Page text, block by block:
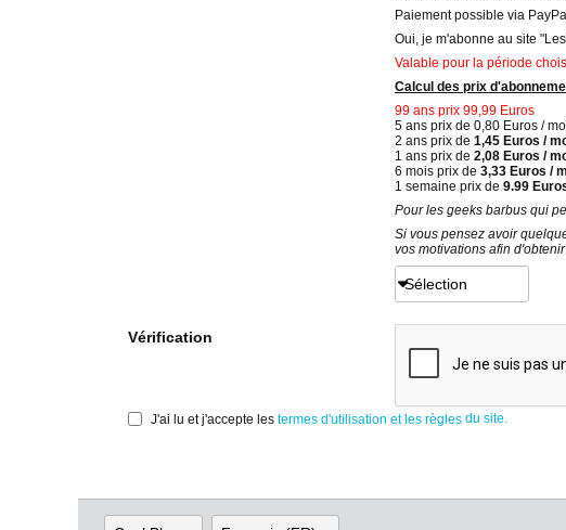
Paiement possible via
Oui, je m'abonne au site
Valable pour la période
Calcul des prix
99 ans prix 99,99 Euros
5 ans prix de 0,80 Euros /
2 ans prix de 1,45 Euros /
1 ans prix de 2,08 Euros /
6 mois prix de 3,33 Euros /
1 semaine prix de 9.99
Pour les geeks barbus qui
Si vous pensez avoir
vos motivations afin
Sélection
Vérification
J'ai lu et j'accepte les termes d'utilisation et les règles du site.